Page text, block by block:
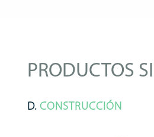
PRODUCTOS
D. CONSTRUCCIÓN